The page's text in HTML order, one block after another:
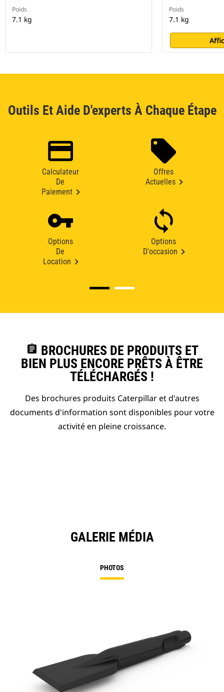
Poids
7.1 kg
Poids
7.1 kg
Outils Et Aide D'experts À Chaque Étape
Calculateur
De
Paiement
Offres
Actuelles
Options
De
Location
Options
D'occasion
assignment BROCHURES DE PRODUITS ET
BIEN PLUS ENCORE PRÊTS À ÊTRE
TÉLÉCHARGÉS !
Des brochures produits Caterpillar et d'autres
documents d'information sont disponibles pour votre
activité en pleine croissance.
GALERIE MÉDIA
PHOTOS